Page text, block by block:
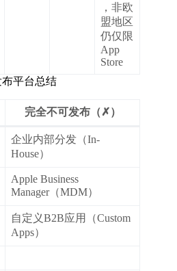
，非欧
盟地区
仍仅限
App
Store
平台总结
完全不可发布（✗）
企业内部分发（In-
House）
Apple Business
Manager（MDM）
自定义B2B应用（Custom
Apps）